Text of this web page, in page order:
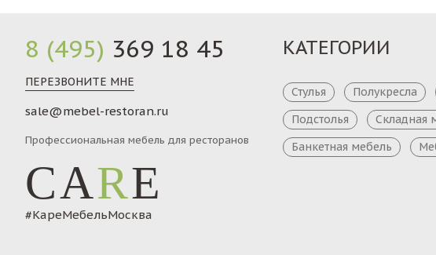
8 (495) 369 18 45
ПЕРЕЗВОНИТЕ МНЕ
sale@mebel-restoran.ru
Профессиональная мебель для ресторанов
CARE
#КареМебельМосква
КАТЕГОРИИ
Стулья Полукресла
Подстолья
Складная
Банкетная мебель